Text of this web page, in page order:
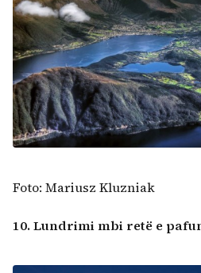
Foto: Mariusz Kluzniak
10. Lundrimi mbi retë e